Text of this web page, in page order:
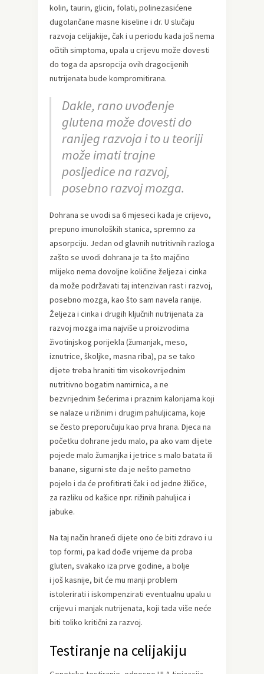
kolin, taurin, glicin, folati, polinezasićene
dugolančane masne kiseline i dr. U slučaju
razvoja celijakije, čak i u periodu kada još nema
očitih simptoma, upala u crijevu može dovesti
do toga da apsropcija ovih dragocijenih
nutrijenata bude kompromitirana.
Dakle, rano uvođenje
glutena može dovesti do
ranijeg razvoja i to u teoriji
može imati trajne
posljedice na razvoj,
posebno razvoj mozga.
Dohrana se uvodi sa 6 mjeseci kada je crijevo,
prepuno imunoloških stanica, spremno za
apsorpciju. Jedan od glavnih nutritivnih razloga
zašto se uvodi dohrana je ta što majčino
mlijeko nema dovoljne količine željeza i cinka
da može podržavati taj intenzivan rast i razvoj,
posebno mozga, kao što sam navela ranije.
Željeza i cinka i drugih ključnih nutrijenata za
razvoj mozga ima najviše u proizvodima
životinjskog porijekla (žumanjak, meso,
iznutrice, školjke, masna riba), pa se tako
dijete treba hraniti tim visokovrijednim
nutritivno bogatim namirnica, a ne
bezvrijednim šećerima i praznim kalorijama koji
se nalaze u rižinim i drugim pahuljicama, koje
se često preporučuju kao prva hrana. Djeca na
početku dohrane jedu malo, pa ako vam dijete
pojede malo žumanjka i jetrice s malo batata ili
banane, sigurni ste da je nešto pametno
pojelo i da će profitirati čak i od jedne žličice,
za razliku od kašice npr. rižinih pahuljica i
jabuke.
Na taj način hraneći dijete ono će biti zdravo i u
top formi, pa kad dođe vrijeme da proba
gluten, svakako iza prve godine, a bolje
i još kasnije, bit će mu manji problem
istolerirati i iskompenzirati eventualnu upalu u
crijevu i manjak nutrijenata, koji tada više neće
biti toliko kritični za razvoj.
Testiranje na celijakiju